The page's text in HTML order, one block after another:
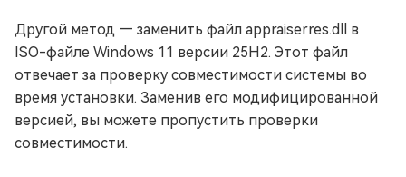
Другой метод — заменить файл appraiserres.dll в
ISO-файле Windows 11 версии 25H2. Этот файл
отвечает за проверку совместимости системы во
время установки. Заменив его модифицированной
версией, вы можете пропустить проверки
совместимости.